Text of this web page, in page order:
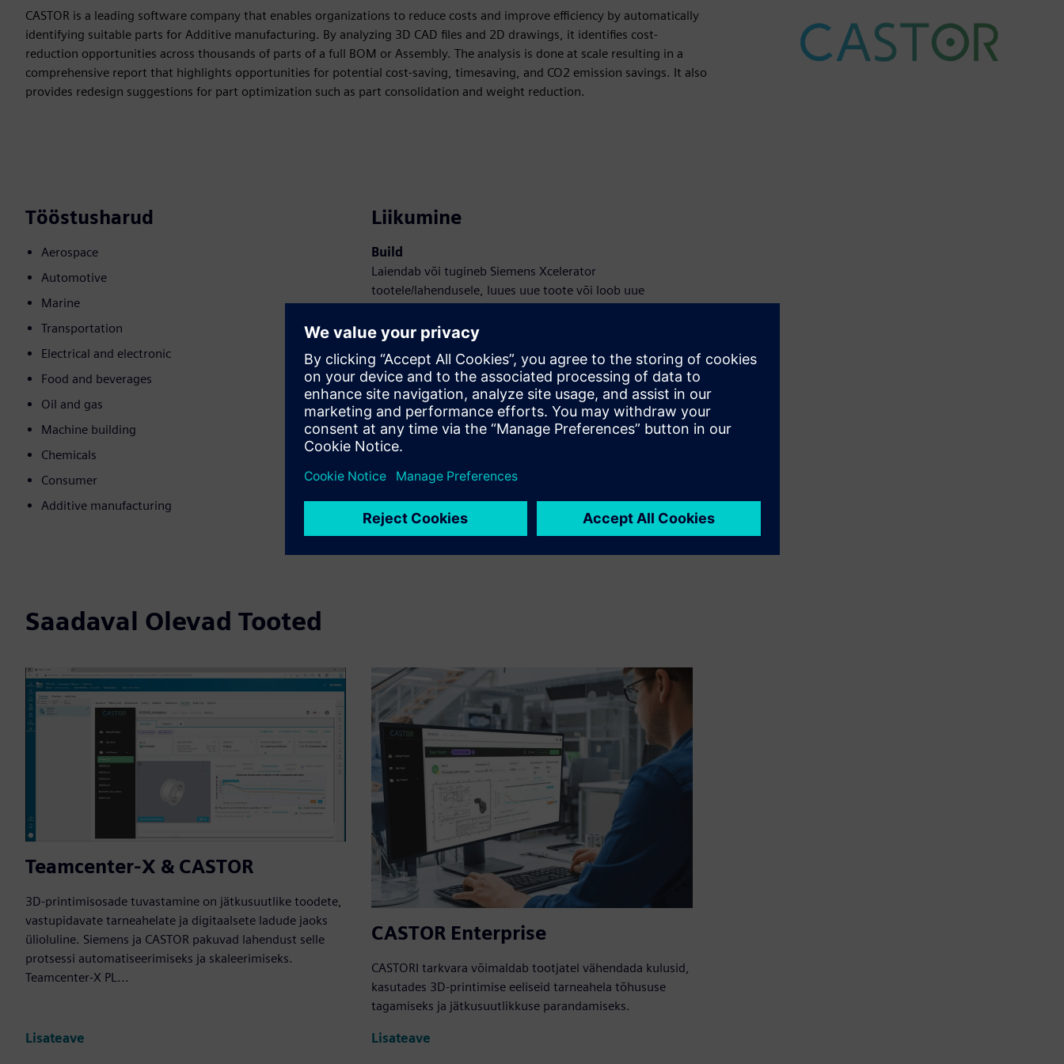
CASTOR is a leading software company that enables organizations to reduce costs and improve efficiency by automatically
identifying suitable parts for Additive manufacturing. By analyzing 3D CAD files and 2D drawings, it identifies cost-
reduction opportunities across thousands of parts of a full BOM or Assembly. The analysis is done at scale resulting in a
comprehensive report that highlights opportunities for potential cost-saving, timesaving, and CO2 emission savings. It also
provides redesign suggestions for part optimization such as part consolidation and weight reduction.
Tööstusharud
Aerospace
Automotive
Marine
Transportation
Electrical and electronic
Food and beverages
Oil and gas
Machine building
Chemicals
Consumer
Additive manufacturing
Liikumine
Build
Laiendab või tugineb Siemens Xcelerator
tootele/lahendusele, luues uue toote või loob uue
integreerimise kaudu
Saadaval Olevad Tooted
Teamcenter-X & CASTOR
3D-printimisosade tuvastamine on jätkusuutlike toodete,
vastupidavate tarneahelate ja digitaalsete ladude jaoks
ülioluline. Siemens ja CASTOR pakuvad lahendust selle
protsessi automatiseerimiseks ja skaleerimiseks.
Teamcenter-X PL...
Lisateave
CASTOR Enterprise
CASTORI tarkvara võimaldab tootjatel vähendada kulusid,
kasutades 3D-printimise eeliseid tarneahela tõhususe
tagamiseks ja jätkusuutlikkuse parandamiseks.
Lisateave